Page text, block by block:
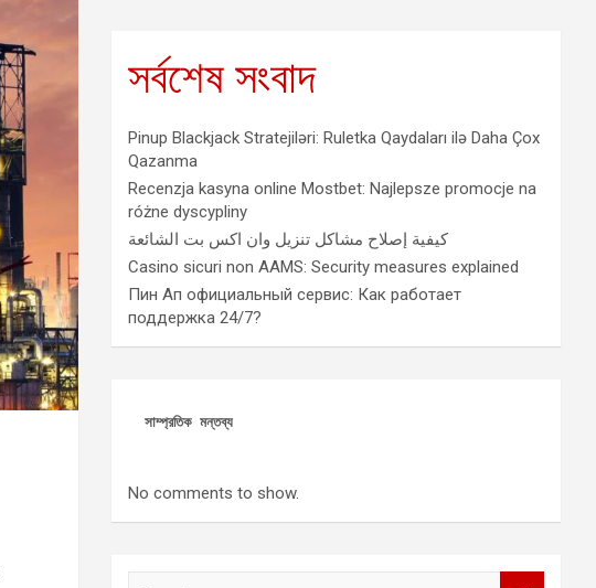
সর্বশেষ সংবাদ
Pinup Blackjack Stratejiləri: Ruletka Qaydaları ilə Daha Çox
Qazanma
Recenzja kasyna online Mostbet: Najlepsze promocje na
różne dyscypliny
كيفية إصلاح مشاكل تنزيل وان اكس بت الشائعة
Casino sicuri non AAMS: Security measures explained
Пин Ап официальный сервис: Как работает
поддержка 24/7?
সাম্প্রতিক মন্তব্য
No comments to show.